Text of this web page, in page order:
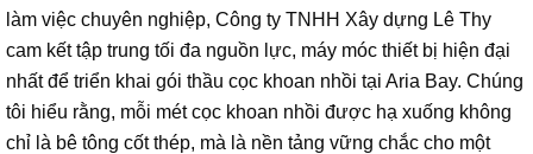
làm việc chuyên nghiệp, Công ty TNHH Xây dựng Lê Thy
cam kết tập trung tối đa nguồn lực, máy móc thiết bị hiện đại
nhất để triển khai gói thầu cọc khoan nhồi tại Aria Bay. Chúng
tôi hiểu rằng, mỗi mét cọc khoan nhồi được hạ xuống không
chỉ là bê tông cốt thép, mà là nền tảng vững chắc cho một